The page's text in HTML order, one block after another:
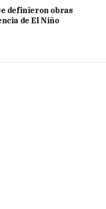
definieron obras
de El Niño